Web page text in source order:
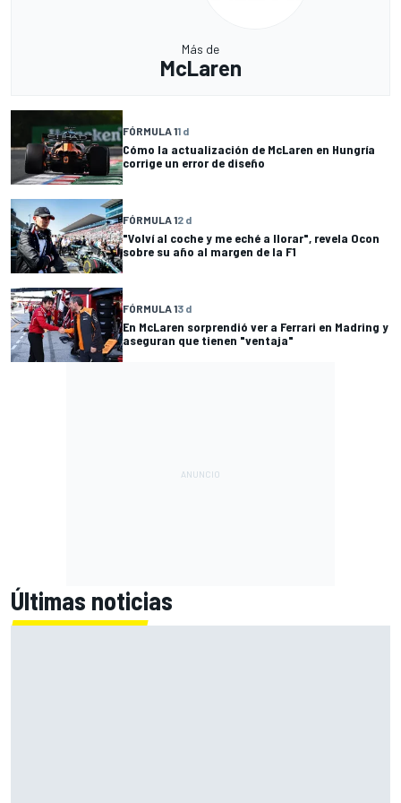
Más de
McLaren
FÓRMULA 11 d
Cómo la actualización de McLaren en Hungría
corrige un error de diseño
FÓRMULA 12 d
"Volví al coche y me eché a llorar", revela Ocon
sobre su año al margen de la F1
FÓRMULA 13 d
En McLaren sorprendió ver a Ferrari en Madring y
aseguran que tienen "ventaja"
Últimas noticias